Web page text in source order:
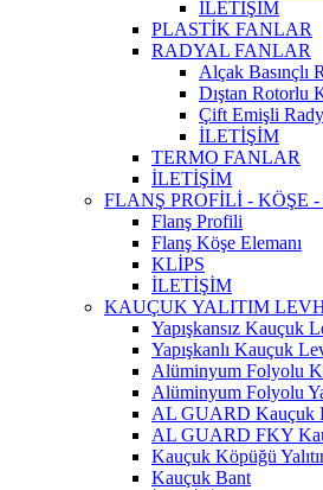
İLETİŞİM
PLASTİK FANLAR
RADYAL FANLAR
Alçak Basınçlı
Dıştan Rotorlu
Çift Emişli
İLETİŞİM
TERMO FANLAR
İLETİŞİM
FLANŞ PROFİLİ - KÖŞE
Flanş Profili
Flanş Köşe Elemanı
KLİPS
İLETİŞİM
KAUÇUK YALITIM
Yapışkansız Kauçuk
Yapışkanlı Kauçuk
Alüminyum Folyolu
Alüminyum ​Folyolu
AL GUARD Kauçuk
AL GUARD FKY
Kauçuk Köpüğü
Kauçuk Bant